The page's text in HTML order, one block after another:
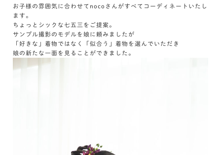
お子様の雰囲気に合わせてnocoさんがすべてコーディネートいたし
ます。
ちょっとシックな七五三をご提案。
サンプル撮影のモデルを娘に頼みましたが
「好きな」着物ではなく「似合う」着物を選んでいただき
娘の新たな一面を見ることができました。